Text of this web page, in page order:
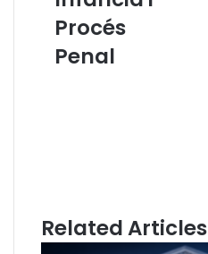
a
l
s
l
a
Procés
Penal
Related Articles